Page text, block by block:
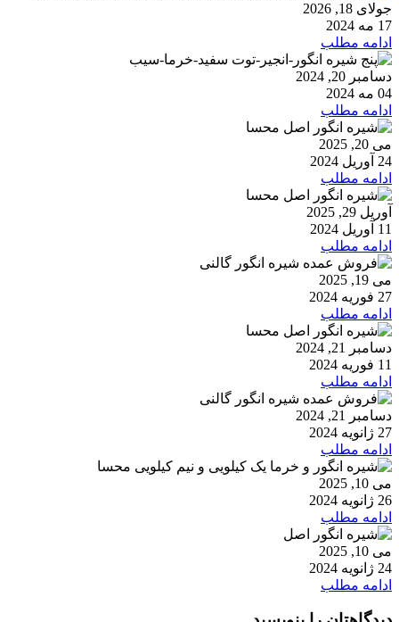
جولای 18, 2026
17 مه 2024
ادامه مطلب
دسامبر 20, 2024
04 مه 2024
ادامه مطلب
می 20, 2025
24 آوریل 2024
ادامه مطلب
آوریل 29, 2025
11 آوریل 2024
ادامه مطلب
می 19, 2025
27 فوریه 2024
ادامه مطلب
دسامبر 21, 2024
11 فوریه 2024
ادامه مطلب
دسامبر 21, 2024
27 ژانویه 2024
ادامه مطلب
می 10, 2025
26 ژانویه 2024
ادامه مطلب
می 10, 2025
24 ژانویه 2024
ادامه مطلب